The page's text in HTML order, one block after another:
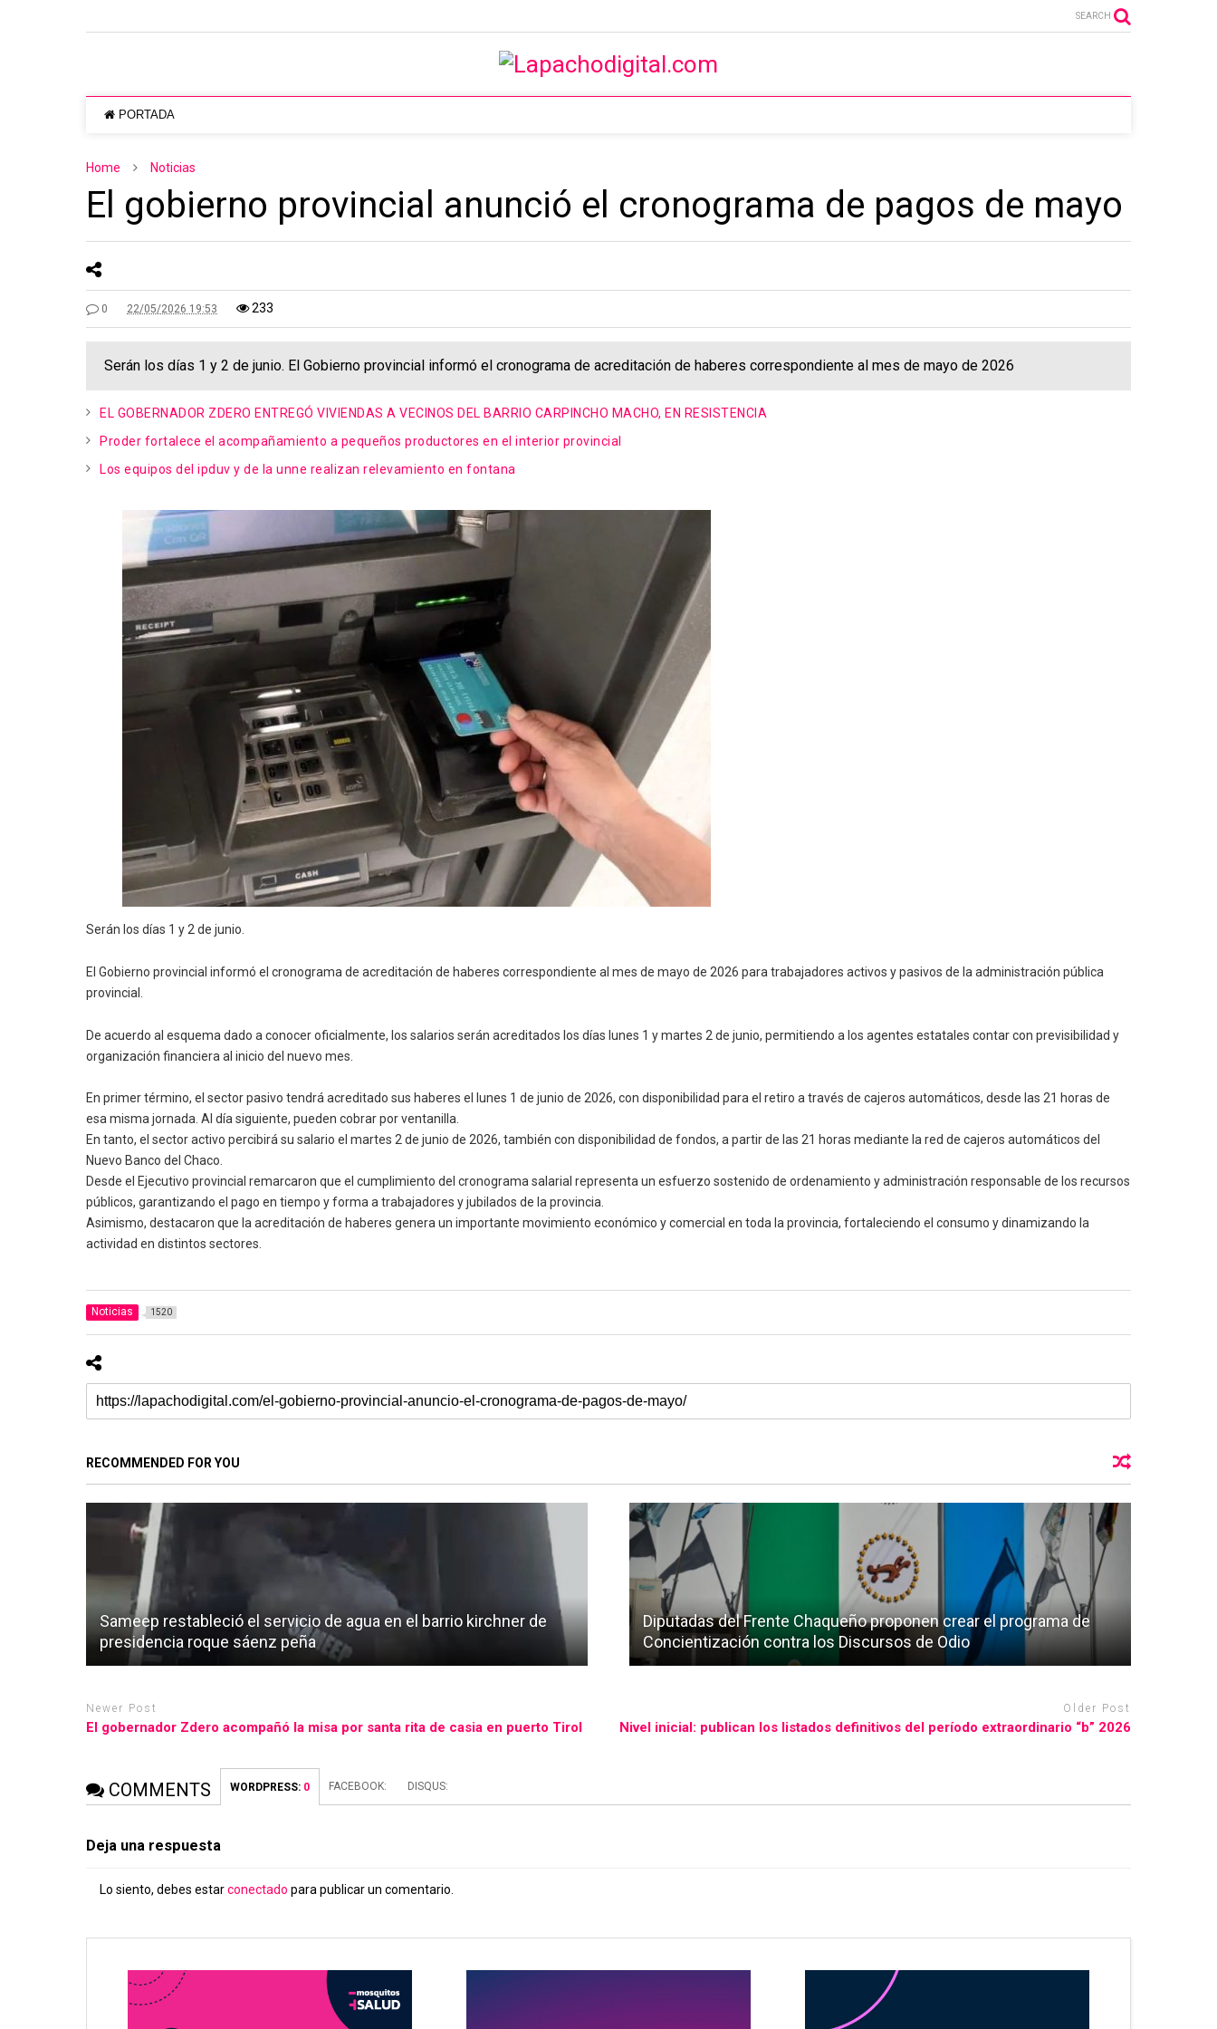
SEARCH
PORTADA
Home Noticias
El gobierno provincial anunció el cronograma de pagos de mayo
0 22/05/2026 19:53 233
Serán los días 1 y 2 de junio. El Gobierno provincial informó el cronograma de acreditación de haberes correspondiente al mes de mayo de 2026
EL GOBERNADOR ZDERO ENTREGÓ VIVIENDAS A VECINOS DEL BARRIO CARPINCHO MACHO, EN RESISTENCIA
Proder fortalece el acompañamiento a pequeños productores en el interior provincial
Los equipos del ipduv y de la unne realizan relevamiento en fontana
Serán los días 1 y 2 de junio.
El Gobierno provincial informó el cronograma de acreditación de haberes correspondiente al mes de mayo de 2026 para trabajadores activos y pasivos de la administración pública
provincial.
De acuerdo al esquema dado a conocer oficialmente, los salarios serán acreditados los días lunes 1 y martes 2 de junio, permitiendo a los agentes estatales contar con previsibilidad y
organización financiera al inicio del nuevo mes.
En primer término, el sector pasivo tendrá acreditado sus haberes el lunes 1 de junio de 2026, con disponibilidad para el retiro a través de cajeros automáticos, desde las 21 horas de
esa misma jornada. Al día siguiente, pueden cobrar por ventanilla.
En tanto, el sector activo percibirá su salario el martes 2 de junio de 2026, también con disponibilidad de fondos, a partir de las 21 horas mediante la red de cajeros automáticos del
Nuevo Banco del Chaco.
Desde el Ejecutivo provincial remarcaron que el cumplimiento del cronograma salarial representa un esfuerzo sostenido de ordenamiento y administración responsable de los recursos
públicos, garantizando el pago en tiempo y forma a trabajadores y jubilados de la provincia.
Asimismo, destacaron que la acreditación de haberes genera un importante movimiento económico y comercial en toda la provincia, fortaleciendo el consumo y dinamizando la
actividad en distintos sectores.
Noticias 1520
RECOMMENDED FOR YOU
Sameep restableció el servicio de agua en el barrio kirchner de
presidencia roque sáenz peña
Diputadas del Frente Chaqueño proponen crear el programa de
Concientización contra los Discursos de Odio
Newer Post
El gobernador Zdero acompañó la misa por santa rita de casia en puerto Tirol
Older Post
Nivel inicial: publican los listados definitivos del período extraordinario “b” 2026
COMMENTS WORDPRESS: 0 FACEBOOK: DISQUS:
Deja una respuesta
Lo siento, debes estarconectado para publicar un comentario.